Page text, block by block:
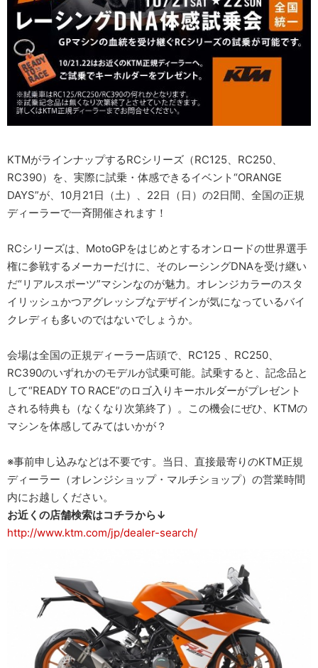
KTMがラインナップするRCシリーズ（RC125、RC250、
RC390）を、実際に試乗・体感できるイベント“ORANGE
DAYS”が、10月21日（土）、22日（日）の2日間、全国の正規
ディーラーで一斉開催されます！
RCシリーズは、MotoGPをはじめとするオンロードの世界選手
権に参戦するメーカーだけに、そのレーシングDNAを受け継い
だ“リアルスポーツ”マシンなのが魅力。オレンジカラーのスタ
イリッシュかつアグレッシブなデザインが気になっているバイ
クレディも多いのではないでしょうか。
会場は全国の正規ディーラー店頭で、RC125 、RC250、
RC390のいずれかのモデルが試乗可能。試乗すると、記念品と
して“READY TO RACE”のロゴ入りキーホルダーがプレゼント
される特典も（なくなり次第終了）。この機会にぜひ、KTMの
マシンを体感してみてはいかが？
※事前申し込みなどは不要です。当日、直接最寄りのKTM正規
ディーラー（オレンジショップ・マルチショップ）の営業時間
内にお越しください。
お近くの店舗検索はコチラから↓
http://www.ktm.com/jp/dealer-search/